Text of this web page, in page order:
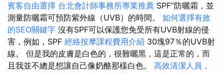
賓客自由選擇 台北會計師事務所專業推薦 SPF”防曬霜，並
測量防曬霜可預防紫外線（UVB）的時間。 如何選擇有效
的SEO關鍵字 沒有SPF可以保護您免受所有UVB射線的侵
害，例如，SPF 經絡按摩課程費用介紹 30塊97％的UVB射
線。 但是我的皮膚是白色的，很難曬黑，這是正常的，而
且我並不總是想讓自己像奶酪那樣白色。 高效清潔人員，